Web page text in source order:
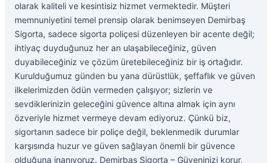
olarak kaliteli ve kesintisiz hizmet vermektedir. Müşteri
memnuniyetini temel prensip olarak benimseyen Demirbaş
Sigorta, sadece sigorta poliçesi düzenleyen bir acente değil;
ihtiyaç duyduğunuz her an ulaşabileceğiniz, güven
duyabileceğiniz ve çözüm üretebileceğiniz bir iş ortağıdır.
Kurulduğumuz günden bu yana dürüstlük, şeffaflık ve güven
ilkelerimizden ödün vermeden çalışıyor; sizlerin ve
sevdiklerinizin geleceğini güvence altına almak için aynı
özveriyle hizmet vermeye devam ediyoruz. Çünkü biz,
sigortanın sadece bir poliçe değil, beklenmedik durumlar
karşısında huzur ve güven sağlayan önemli bir güvence
olduğuna inanıyoruz. Demirbaş Sigorta – Güveninizi korur,